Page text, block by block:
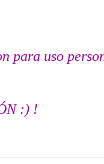
para uso
:) !